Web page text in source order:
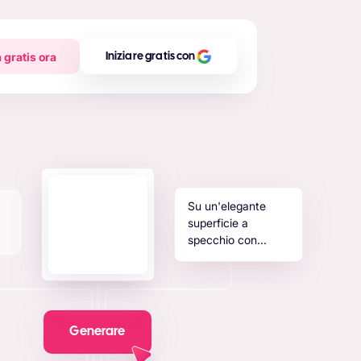
gratis ora Iniziare gratis con
Su un'elegante
superficie a
specchio con...
Generare